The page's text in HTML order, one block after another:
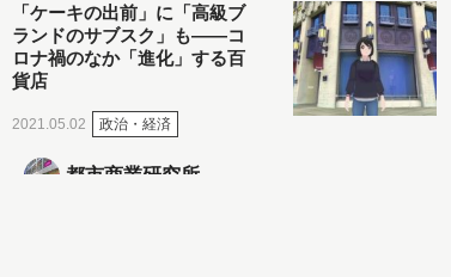
「ケーキの出前」に「高級ブ
ランドのサブスク」も――コ
ロナ禍のなか「進化」する百
貨店
2021.05.02 政治・経済
都市商業研究所